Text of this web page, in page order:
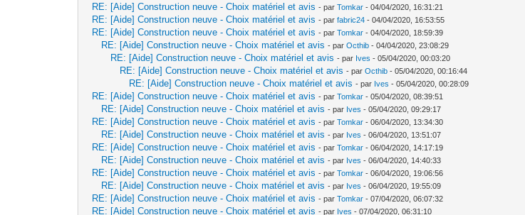
RE: [Aide] Construction neuve - Choix matériel et avis - parTomkar - 04/04/2020, 16:31:21
RE: [Aide] Construction neuve - Choix matériel et avis - parfabric24 - 04/04/2020, 16:53:55
RE: [Aide] Construction neuve - Choix matériel et avis - parTomkar - 04/04/2020, 18:59:39
RE: [Aide] Construction neuve - Choix matériel et avis - parOcthib - 04/04/2020, 23:08:29
RE: [Aide] Construction neuve - Choix matériel et avis - par Ives - 05/04/2020, 00:03:20
RE: [Aide] Construction neuve - Choix matériel et avis - parOcthib - 05/04/2020, 00:16:44
RE: [Aide] Construction neuve - Choix matériel et avis - par Ives - 05/04/2020, 00:28:09
RE: [Aide] Construction neuve - Choix matériel et avis - parTomkar - 05/04/2020, 08:39:51
RE: [Aide] Construction neuve - Choix matériel et avis - par Ives - 05/04/2020, 09:29:17
RE: [Aide] Construction neuve - Choix matériel et avis - parTomkar - 06/04/2020, 13:34:30
RE: [Aide] Construction neuve - Choix matériel et avis - par Ives - 06/04/2020, 13:51:07
RE: [Aide] Construction neuve - Choix matériel et avis - parTomkar - 06/04/2020, 14:17:19
RE: [Aide] Construction neuve - Choix matériel et avis - par Ives - 06/04/2020, 14:40:33
RE: [Aide] Construction neuve - Choix matériel et avis - parTomkar - 06/04/2020, 19:06:56
RE: [Aide] Construction neuve - Choix matériel et avis - par Ives - 06/04/2020, 19:55:09
RE: [Aide] Construction neuve - Choix matériel et avis - parTomkar - 07/04/2020, 06:07:32
RE: [Aide] Construction neuve - Choix matériel et avis - par Ives - 07/04/2020, 06:31:10